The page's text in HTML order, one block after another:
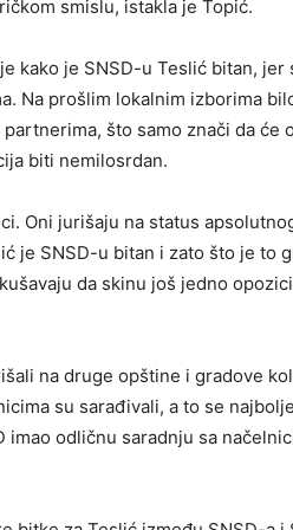
smislu, istakla je Topić.
kako je SNSD-u Teslić bitan, jer
Na prošlim lokalnim izborima
što samo znači da će
biti nemilosrdan.
Oni jurišaju na status
je SNSD-u bitan i zato što je to
da skinu još jedno
na druge opštine i gradove
su sarađivali, a to se
imao odličnu saradnju sa